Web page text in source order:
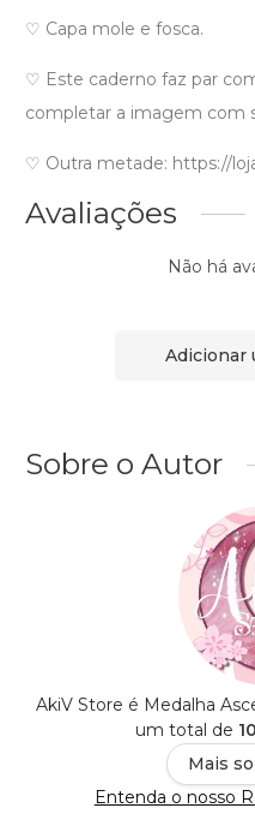
♡ Capa mole e fosca.
♡ Este caderno faz par
completar a imagem com
♡ Outra metade: https://
Avaliações
Não há
Adicionar
Sobre o Autor
AkiV Store é Medalha
um total de
Mais
Entenda o nosso